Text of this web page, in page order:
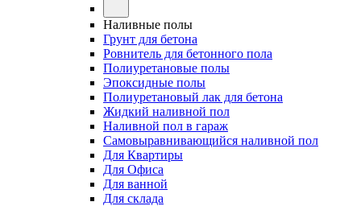
Наливные полы
Грунт для бетона
Ровнитель для бетонного пола
Полиуретановые полы
Эпоксидные полы
Полиуретановый лак для бетона
Жидкий наливной пол
Наливной пол в гараж
Самовыравнивающийся наливной пол
Для Квартиры
Для Офиса
Для ванной
Для склада